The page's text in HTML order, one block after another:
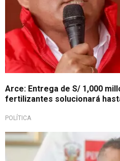
Arce: Entrega de S/ 1,000
fertilizantes solucionará
POLÍTICA